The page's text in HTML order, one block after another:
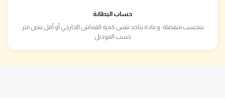
حساب البطانة
بتتحسب منفصلة، وعادة بتاخد نفس كمية القماش الخارجي أو أقل بنص متر
حسب الموديل